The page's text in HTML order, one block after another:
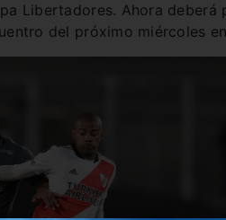
Libertadores. Ahora deberá
del próximo miércoles